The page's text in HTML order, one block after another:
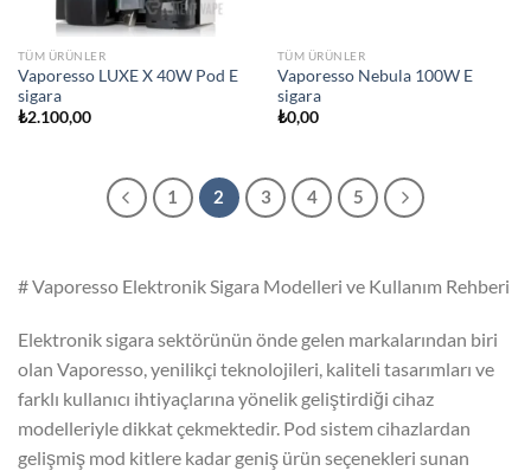
TÜM ÜRÜNLER
Vaporesso LUXE X 40W Pod E
sigara
₺2.100,00
TÜM ÜRÜNLER
Vaporesso Nebula 100W E
sigara
₺0,00
1 2 3 4 5
# Vaporesso Elektronik Sigara Modelleri ve Kullanım Rehberi
Elektronik sigara sektörünün önde gelen markalarından biri
olan Vaporesso, yenilikçi teknolojileri, kaliteli tasarımları ve
farklı kullanıcı ihtiyaçlarına yönelik geliştirdiği cihaz
modelleriyle dikkat çekmektedir. Pod sistem cihazlardan
gelişmiş mod kitlere kadar geniş ürün seçenekleri sunan